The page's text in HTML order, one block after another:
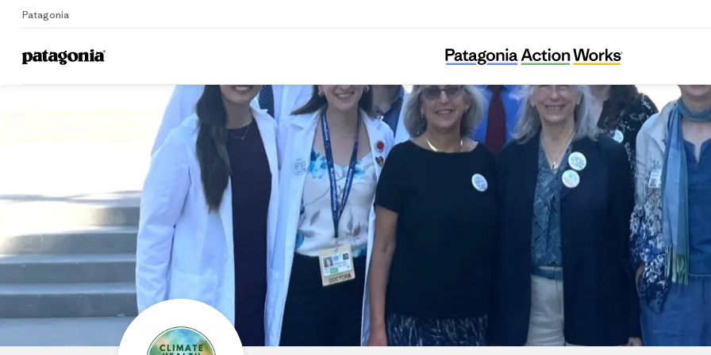
Patagonia
Home
Climate Health Now